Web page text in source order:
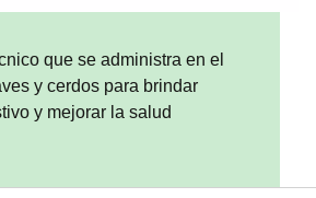
que se administra en el
y cerdos para brindar
y mejorar la salud